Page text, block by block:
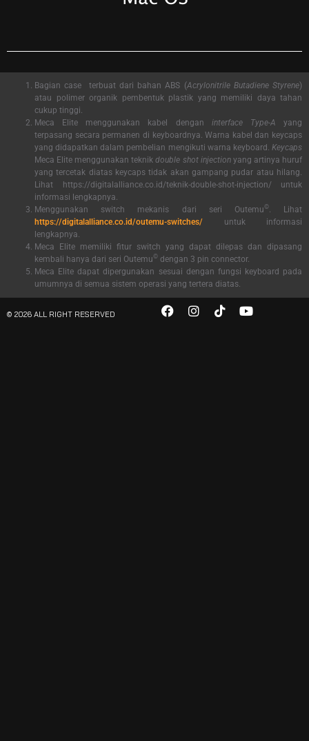
Bagian case terbuat dari bahan ABS (Acrylonitrile Butadiene Styrene)
atau polimer organik pembentuk plastik yang memiliki daya tahan
cukup tinggi.
Meca Elite menggunakan kabel dengan interface Type-A yang
terpasang secara permanen di keyboardnya. Warna kabel dan keycaps
yang didapatkan dalam pembelian mengikuti warna keyboard. Keycaps
Meca Elite menggunakan teknik double shot injectionyang artinya huruf
yang tercetak diatas keycaps tidak akan gampang pudar atau hilang.
Lihat https://digitalalliance.co.id/teknik-double-shot-injection/ untuk
informasi lengkapnya.
Menggunakan switch mekanis dari seri Outemu©. Lihat
https://digitalalliance.co.id/outemu-switches/ untuk informasi
lengkapnya.
Meca Elite memiliki fitur switch yang dapat dilepas dan dipasang
kembali hanya dari seri Outemu© dengan 3 pin connector.
Meca Elite dapat dipergunakan sesuai dengan fungsi keyboard pada
umumnya di semua sistem operasi yang tertera diatas.
© 2026 ALL RIGHT RESERVED